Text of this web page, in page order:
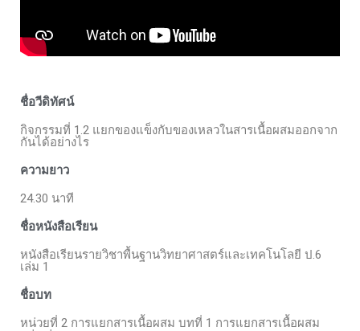
ชื่อวีดิทัศน์
กิจกรรมที่ 1.2 แยกของแข็งกับของเหลวในสารเนื้อผสมออกจาก
กันได้อย่างไร
ความยาว
24.30 นาที
ชื่อหนังสือเรียน
หนังสือเรียนรายวิชาพื้นฐานวิทยาศาสตร์และเทคโนโลยี ป.6
เล่ม 1
ชื่อบท
หน่วยที่ 2 การแยกสารเนื้อผสม บทที่ 1 การแยกสารเนื้อผสม